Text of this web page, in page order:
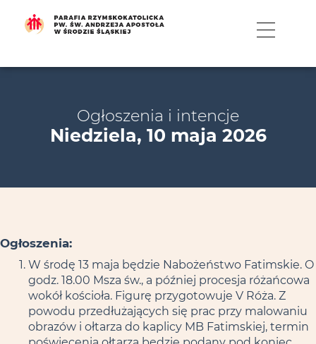
MENU
Ogłoszenia i intencje
Niedziela, 10 maja 2026
Ogłoszenia:
W środę 13 maja będzie Nabożeństwo Fatimskie. O
godz. 18.00 Msza św., a później procesja różańcowa
wokół kościoła. Figurę przygotowuje V Róża. Z
powodu przedłużających się prac przy malowaniu
obrazów i ołtarza do kaplicy MB Fatimskiej, termin